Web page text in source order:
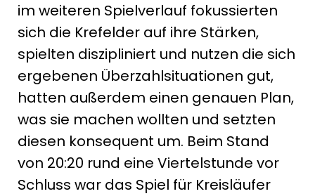
im weiteren Spielverlauf fokussierten
sich die Krefelder auf ihre Stärken,
spielten diszipliniert und nutzen die sich
ergebenen Überzahlsituationen gut,
hatten außerdem einen genauen Plan,
was sie machen wollten und setzten
diesen konsequent um. Beim Stand
von 20:20 rund eine Viertelstunde vor
Schluss war das Spiel für Kreisläufer